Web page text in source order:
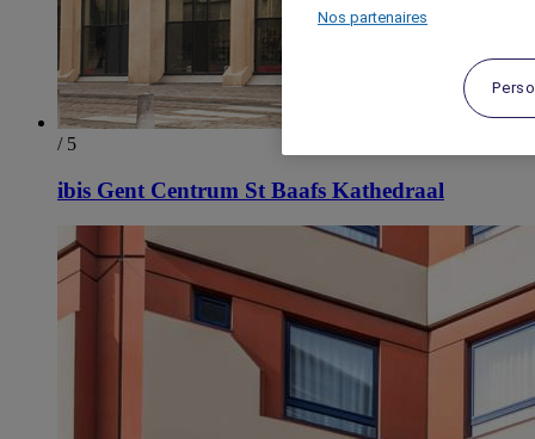
/ 5
ibis Gent Centrum St Baafs Kathedraal
Nos partenaires